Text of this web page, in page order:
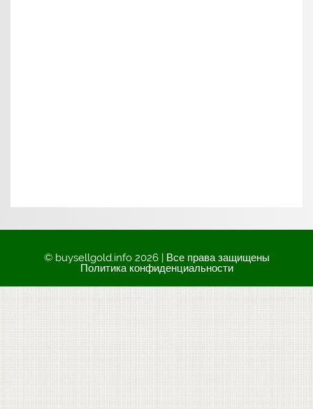
© buysellgold.info 2026 | Все права защищены
Политика конфиденциальности